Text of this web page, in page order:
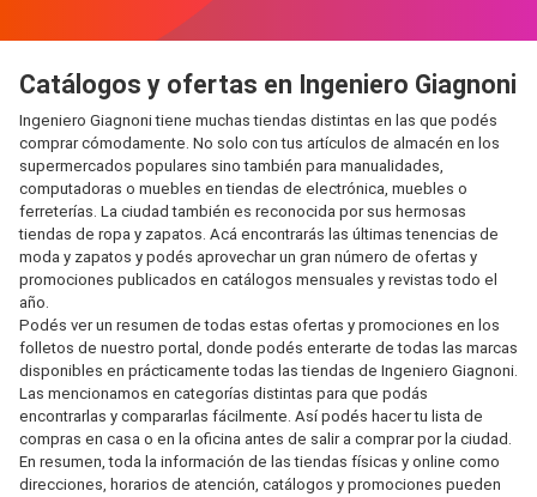
Catálogos y ofertas en Ingeniero Giagnoni
Ingeniero Giagnoni tiene muchas tiendas distintas en las que podés
comprar cómodamente. No solo con tus artículos de almacén en los
supermercados populares sino también para manualidades,
computadoras o muebles en tiendas de electrónica, muebles o
ferreterías. La ciudad también es reconocida por sus hermosas
tiendas de ropa y zapatos. Acá encontrarás las últimas tenencias de
moda y zapatos y podés aprovechar un gran número de ofertas y
promociones publicados en catálogos mensuales y revistas todo el
año.
Podés ver un resumen de todas estas ofertas y promociones en los
folletos de nuestro portal, donde podés enterarte de todas las marcas
disponibles en prácticamente todas las tiendas de Ingeniero Giagnoni.
Las mencionamos en categorías distintas para que podás
encontrarlas y compararlas fácilmente. Así podés hacer tu lista de
compras en casa o en la oficina antes de salir a comprar por la ciudad.
En resumen, toda la información de las tiendas físicas y online como
direcciones, horarios de atención, catálogos y promociones pueden